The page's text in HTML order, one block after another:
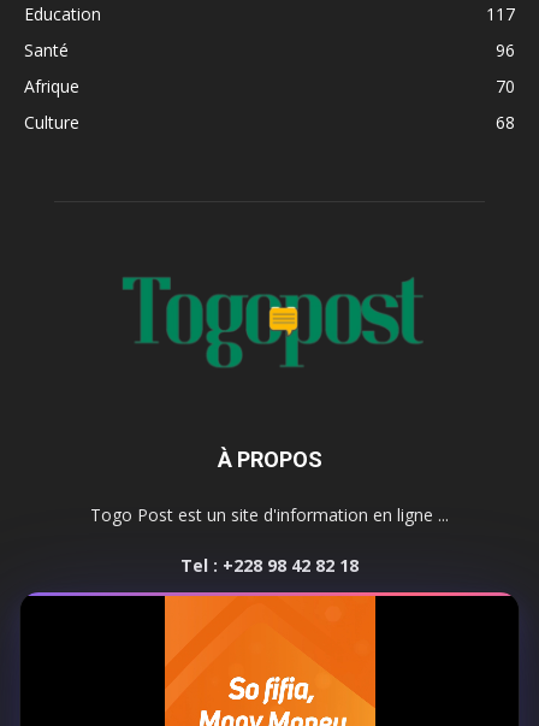
Education
117
Santé
96
Afrique
70
Culture
68
À PROPOS
Togo Post est un site d'information en ligne ...
Tel : +228 98 42 82 18
SUIVEZ NOUS